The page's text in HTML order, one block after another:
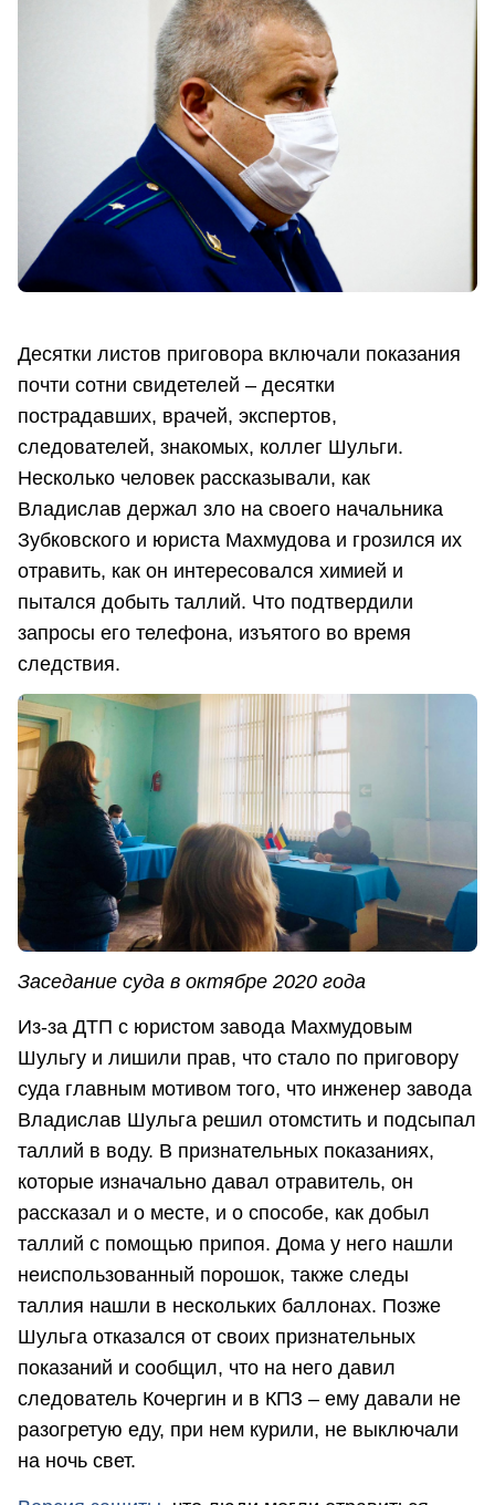
Десятки листов приговора включали показания
почти сотни свидетелей – десятки
пострадавших, врачей, экспертов,
следователей, знакомых, коллег Шульги.
Несколько человек рассказывали, как
Владислав держал зло на своего начальника
Зубковского и юриста Махмудова и грозился их
отравить, как он интересовался химией и
пытался добыть таллий. Что подтвердили
запросы его телефона, изъятого во время
следствия.
Заседание суда в октябре 2020 года
Из-за ДТП с юристом завода Махмудовым
Шульгу и лишили прав, что стало по приговору
суда главным мотивом того, что инженер завода
Владислав Шульга решил отомстить и подсыпал
таллий в воду. В признательных показаниях,
которые изначально давал отравитель, он
рассказал и о месте, и о способе, как добыл
таллий с помощью припоя. Дома у него нашли
неиспользованный порошок, также следы
таллия нашли в нескольких баллонах. Позже
Шульга отказался от своих признательных
показаний и сообщил, что на него давил
следователь Кочергин и в КПЗ – ему давали не
разогретую еду, при нем курили, не выключали
на ночь свет.